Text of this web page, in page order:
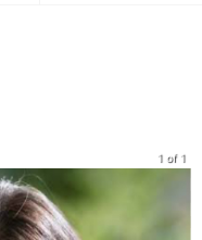
1 of 1